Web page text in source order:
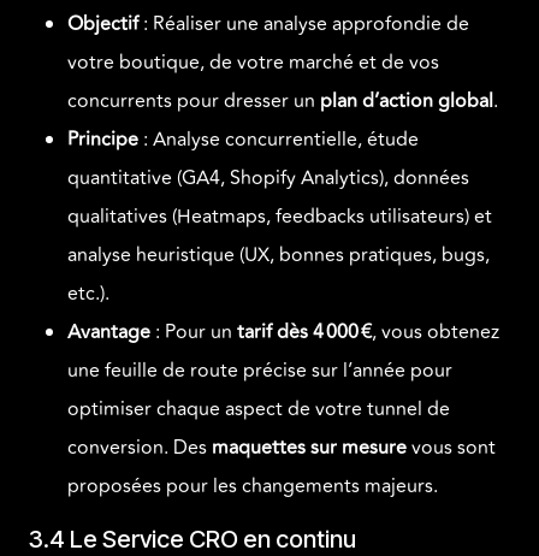
Objectif: Réaliser une analyse approfondie de
votre boutique, de votre marché et de vos
concurrents pour dresser un plan d’action global.
Principe : Analyse concurrentielle, étude
quantitative (GA4, Shopify Analytics), données
qualitatives (Heatmaps, feedbacks utilisateurs) et
analyse heuristique (UX, bonnes pratiques, bugs,
etc.).
Avantage : Pour un tarif dès 4 000 €, vous obtenez
une feuille de route précise sur l’année pour
optimiser chaque aspect de votre tunnel de
conversion. Des maquettes sur mesurevous sont
proposées pour les changements majeurs.
3.4 Le Service CRO en continu